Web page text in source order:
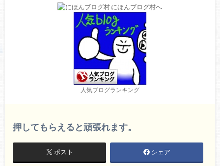
人気ブログランキング
押してもらえると頑張れます。
ポスト シェア